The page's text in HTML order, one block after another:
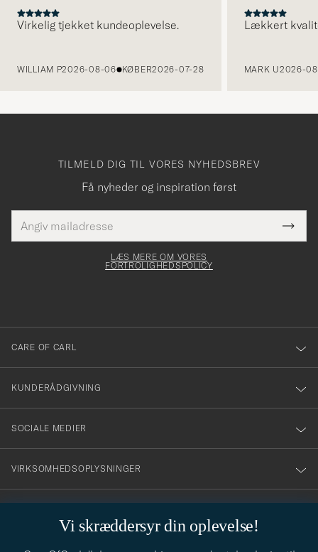
Virkelig tjekket kundeoplevelse.
WILLIAM P2026-08-06 KØBER2026-07-28
Lækkert
MARK U2026-
Vi skræddersyr din oplevelse!
TILMELD DIG TIL VORES NYHEDSBREV
Få nyheder og inspiration først
mailadresse
skal
Tack
för
dig
till
vårt
nyhetsbrev!
LÆS MERE OM VORES
FORTROLIGHEDSPOLICY
CARE OF CARL
KUNDERÅDGIVNING
SOCIALE MEDIER
VIRKSOMHEDSOPLYSNINGER